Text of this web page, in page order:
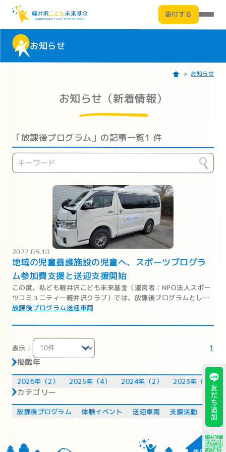
寄付する
お知らせ
お知らせ
お知らせ（新着情報）
「放課後プログラム」の記事一覧1 件
2022.05.10
地域の児童養護施設の児童へ、スポーツプログラ
ム参加費支援と送迎支援開始
この度、私ども軽井沢こども未来基金（運営者：NPO法人スポー
ツコミュニティー軽井沢クラブ）では、放課後プログラムとして
実施しておりました、スポーツプログラムと文化・芸術プログラ
提供することを決定いたしました。
放課後プログラム送迎車両
表示： 1
掲載年
2026年（2） 2025年（4） 2024年（2） 2023年（4）
カテゴリー
放課後プログラム 体験イベント 送迎車両 支援活動 運営